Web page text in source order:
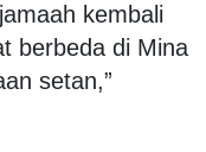
kembali
berbeda di Mina
setan,”